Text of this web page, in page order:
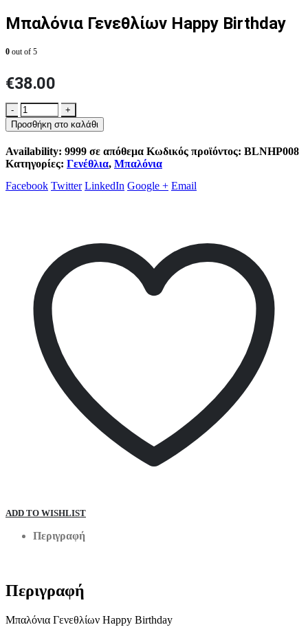
Μπαλόνια Γενεθλίων Happy Birthday
0 out of 5
€38.00
-
+
Προσθήκη στο καλάθι
Availability: 9999 σε απόθεμα Κωδικός προϊόντος: BLNHP008
Κατηγορίες: Γενέθλια, Μπαλόνια
Facebook Twitter LinkedIn Google + Email
ADD TO WISHLIST
Περιγραφή
Περιγραφή
Μπαλόνια Γενεθλίων Happy Birthday